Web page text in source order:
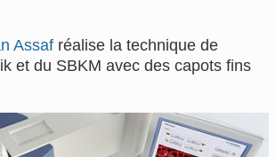
Assaf réalise la technique de
et du SBKM avec des capots fins